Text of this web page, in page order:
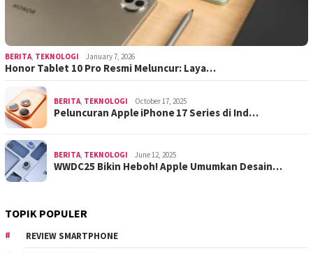
BERITA, TEKNOLOGI January 7, 2026
Honor Tablet 10 Pro Resmi Meluncur: Laya…
BERITA, TEKNOLOGI October 17, 2025
Peluncuran Apple iPhone 17 Series di Ind…
BERITA, TEKNOLOGI June 12, 2025
WWDC25 Bikin Heboh! Apple Umumkan Desain…
TOPIK POPULER
REVIEW SMARTPHONE